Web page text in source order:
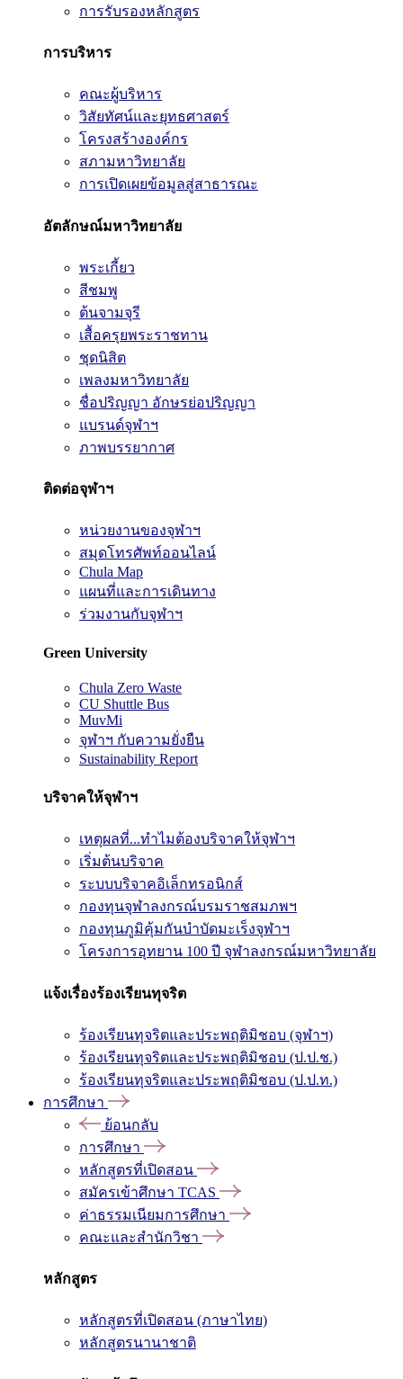
การรับรองหลักสูตร
การบริหาร
คณะผู้บริหาร
วิสัยทัศน์และยุทธศาสตร์
โครงสร้างองค์กร
สภามหาวิทยาลัย
การเปิดเผยข้อมูลสู่สาธารณะ
อัตลักษณ์มหาวิทยาลัย
พระเกี้ยว
สีชมพู
ต้นจามจุรี
เสื้อครุยพระราชทาน
ชุดนิสิต
เพลงมหาวิทยาลัย
ชื่อปริญญา อักษรย่อปริญญา
แบรนด์จุฬาฯ
ภาพบรรยากาศ
ติดต่อจุฬาฯ
หน่วยงานของจุฬาฯ
สมุดโทรศัพท์ออนไลน์
Chula Map
แผนที่และการเดินทาง
ร่วมงานกับจุฬาฯ
Green University
Chula Zero Waste
CU Shuttle Bus
MuvMi
จุฬาฯ กับความยั่งยืน
Sustainability Report
บริจาคให้จุฬาฯ
เหตุผลที่...ทำไมต้องบริจาคให้จุฬาฯ
เริ่มต้นบริจาค
ระบบบริจาคอิเล็กทรอนิกส์
กองทุนจุฬาลงกรณ์บรมราชสมภพฯ
กองทุนภูมิคุ้มกันบำบัดมะเร็งจุฬาฯ
โครงการอุทยาน 100 ปี จุฬาลงกรณ์มหาวิทยาลัย
แจ้งเรื่องร้องเรียนทุจริต
ร้องเรียนทุจริตและประพฤติมิชอบ (จุฬาฯ)
ร้องเรียนทุจริตและประพฤติมิชอบ (ป.ป.ช.)
ร้องเรียนทุจริตและประพฤติมิชอบ (ป.ป.ท.)
การศึกษา
ย้อนกลับ
การศึกษา
หลักสูตรที่เปิดสอน
สมัครเข้าศึกษา TCAS
ค่าธรรมเนียมการศึกษา
คณะและสำนักวิชา
หลักสูตร
หลักสูตรที่เปิดสอน (ภาษาไทย)
หลักสูตรนานาชาติ